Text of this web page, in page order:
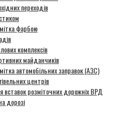
переходів
фарбою
комплексів
майданчиків
автомобільних заправок (АЗС)
центрів
вставок розміточних дорожніх ВРД
дорозі